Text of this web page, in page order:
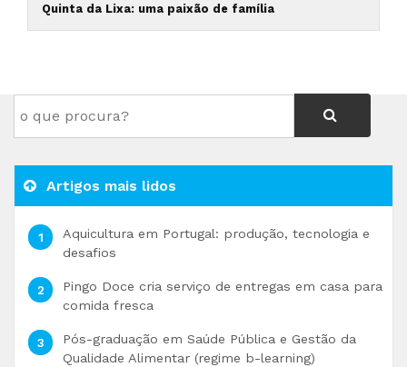
Quinta da Lixa: uma paixão de família
Artigos mais lidos
Aquicultura em Portugal: produção, tecnologia e
desafios
Pingo Doce cria serviço de entregas em casa para
comida fresca
Pós-graduação em Saúde Pública e Gestão da
Qualidade Alimentar (regime b-learning)